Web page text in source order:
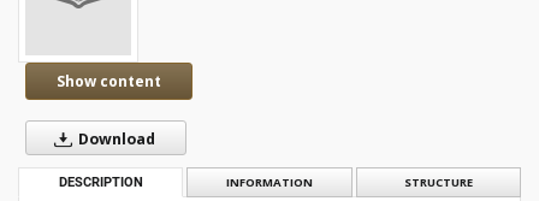
Show content
Download
DESCRIPTION INFORMATION STRUCTURE